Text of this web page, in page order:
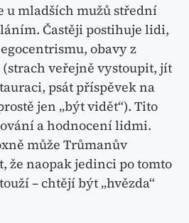
u mladších mužů střední
Častěji postihuje lidi,
obavy z
veřejně vystoupit, jít
psát příspěvek na
jen „být vidět“). Tito
a hodnocení lidmi.
může Trůmanův
že naopak jedinci po tomto
– chtějí být „hvězda“